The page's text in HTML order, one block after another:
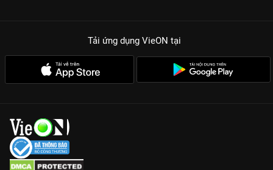
Tải ứng dụng VieON tại